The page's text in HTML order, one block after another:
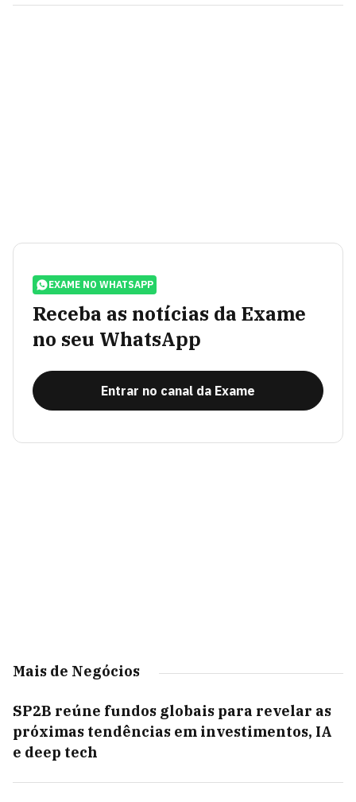
EXAME NO WHATSAPP
Receba as notícias da Exame
no seu WhatsApp
Entrar no canal da Exame
Mais de Negócios
SP2B reúne fundos globais para revelar as
próximas tendências em investimentos, IA
e deep tech